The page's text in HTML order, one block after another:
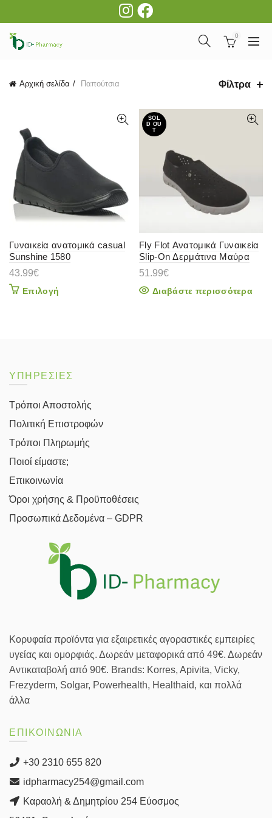
0
Αρχική σελίδα Παπούτσια Φίλτρα
Γυναικεία ανατομικά casual
Sunshine 1580
43.99€
Επιλογή
επιλογές
μπορούν
επιλεγούν
σελίδα
του
SOL
D OU
T
Fly Flot Ανατομικά Γυναικεία
Slip-On Δερμάτινα Μαύρα
51.99€
Διαβάστε περισσότερα
ΥΠΗΡΕΣΙΕΣ
Τρόποι Αποστολής
Πολιτική Επιστροφών
Τρόποι Πληρωμής
Ποιοί είμαστε;
Επικοινωνία
Όροι χρήσης & Προϋποθέσεις
Προσωπικά Δεδομένα – GDPR
Κορυφαία προϊόντα για εξαιρετικές αγοραστικές εμπειρίες
υγείας και ομορφιάς. Δωρεάν μεταφορικά από 49€. Δωρεάν
Αντικαταβολή από 90€. Brands: Korres, Apivita, Vicky,
Frezyderm, Solgar, Powerhealth, Healthaid, και πολλά
άλλα
ΕΠΙΚΟΙΝΩΝΙΑ
+30 2310 655 820
idpharmacy254@gmail.com
Καραολή & Δημητρίου 254 Εύοσμος